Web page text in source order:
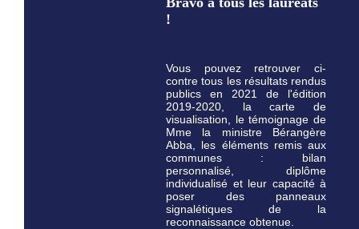
!
Vous pouvez retrouver ci-
contre tous les résultats rendus
publics en 2021 de l'édition
2019-2020, la carte de
visualisation, le témoignage de
Mme la ministre Bérangère
Abba, les éléments remis aux
communes : bilan
personnalisé, diplôme
individualisé et leur capacité à
poser des panneaux
signalétiques de la
reconnaissance obtenue.